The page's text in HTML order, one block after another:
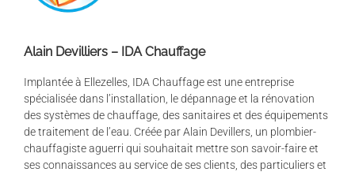
Alain Devilliers – IDA Chauffage
Implantée à Ellezelles, IDA Chauffage est une entreprise
spécialisée dans l’installation, le dépannage et la rénovation
des systèmes de chauffage, des sanitaires et des équipements
de traitement de l’eau. Créée par Alain Devillers, un plombier-
chauffagiste aguerri qui souhaitait mettre son savoir-faire et
ses connaissances au service de ses clients, des particuliers et